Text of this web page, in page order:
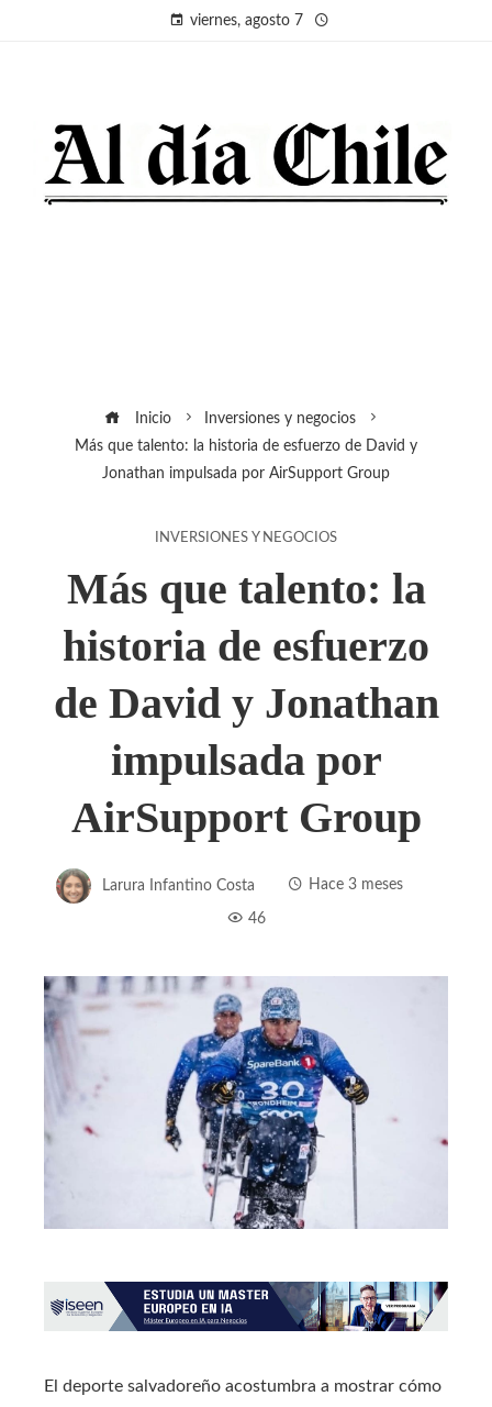
viernes, agosto 7
Inicio
Inversiones y negocios
Más que talento: la historia de esfuerzo de David y
Jonathan impulsada por AirSupport Group
INVERSIONES Y NEGOCIOS
Más que talento: la
historia de esfuerzo
de David y Jonathan
impulsada por
AirSupport Group
Larura Infantino Costa Hace 3 meses
46
El deporte salvadoreño acostumbra a mostrar cómo